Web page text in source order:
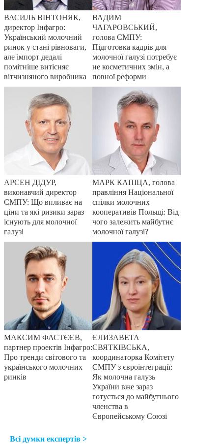
ВАСИЛЬ ВІНТОНЯК,
директор Інфагро:
Український молочний
ринок у стані рівноваги,
але імпорт дедалі
помітніше витісняє
вітчизняного виробника
ВАДИМ
ЧАГАРОВСЬКИЙ,
голова СМПУ:
Підготовка кадрів для
молочної галузі потребує
не косметичних змін, а
повної реформи
АРСЕН ДІДУР,
виконавчий директор
СМПУ: Що впливає на
ціни та які ризики зараз
існують для молочної
галузі
МАРК КАПІЦА, голова
правління Національної
спілки молочних
кооперативів Польщі: Від
чого залежить майбутнє
молочної галузі?
МАКСИМ ФАСТЄЄВ,
партнер проектів Інфагро:
Про тренди світового та
українського молочних
ринків
ЄЛИЗАВЕТА
СВЯТКІВСЬКА,
координаторка Комітету
СМПУ з євроінтеграції:
Як молочна галузь
України вже зараз
готується до майбутнього
членства в
Європейському Союзі
Всі думки експертів >